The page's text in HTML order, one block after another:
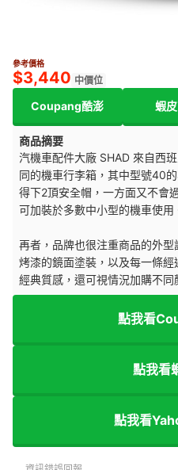
參考價格
$3,440 中價位
Coupang酷澎 蝦
商品摘要
汽機車配件大廠 SHAD 來自西
同的機車行李箱，其中型號40
得下2頂安全帽，一方面又不會
可加裝於多數中小型的機車使用
再者，品牌也很注重商品的外型
烤漆的鏡面塗裝，以及每一條
經典質感，還可視情況加購不同
點我看
點我看
點我看